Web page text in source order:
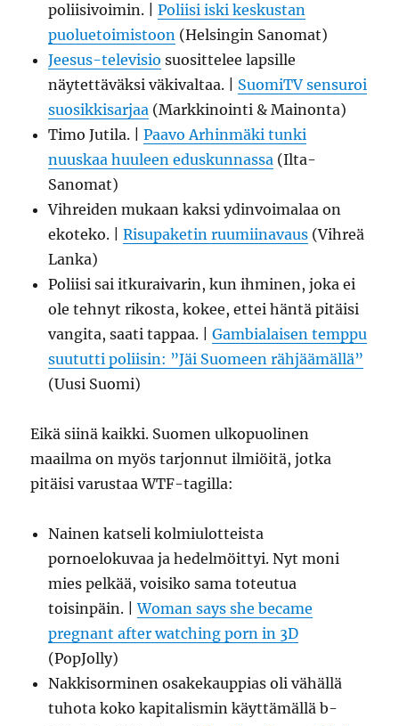
poliisivoimin. |Poliisi iski keskustan
puoluetoimistoon (Helsingin Sanomat)
Jeesus-televisio suosittelee lapsille
näytettäväksi väkivaltaa. | SuomiTV sensuroi
suosikkisarjaa (Markkinointi & Mainonta)
Timo Jutila. |Paavo Arhinmäki tunki
nuuskaa huuleen eduskunnassa (Ilta-
Sanomat)
Vihreiden mukaan kaksi ydinvoimalaa on
ekoteko. |Risupaketin ruumiinavaus (Vihreä
Lanka)
Poliisi sai itkuraivarin, kun ihminen, joka ei
ole tehnyt rikosta, kokee, ettei häntä pitäisi
vangita, saati tappaa. |Gambialaisen temppu
suututti poliisin: ”Jäi Suomeen rähjäämällä”
(Uusi Suomi)
Eikä siinä kaikki. Suomen ulkopuolinen
maailma on myös tarjonnut ilmiöitä, jotka
pitäisi varustaa WTF-tagilla:
Nainen katseli kolmiulotteista
pornoelokuvaa ja hedelmöittyi. Nyt moni
mies pelkää, voisiko sama toteutua
toisinpäin. |Woman says she became
pregnant after watching porn in 3D
(PopJolly)
Nakkisorminen osakekauppias oli vähällä
tuhota koko kapitalismin käyttämällä b-